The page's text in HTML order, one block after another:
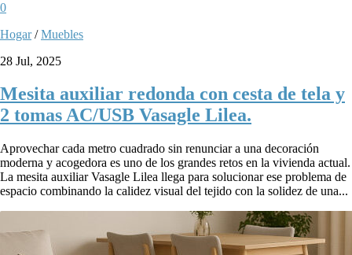
0
Hogar/Muebles
28 Jul, 2025
Mesita auxiliar redonda con cesta de tela y
2 tomas AC/USB Vasagle Lilea.
Aprovechar cada metro cuadrado sin renunciar a una decoración
moderna y acogedora es uno de los grandes retos en la vivienda actual.
La mesita auxiliar Vasagle Lilea llega para solucionar ese problema de
espacio combinando la calidez visual del tejido con la solidez de una...